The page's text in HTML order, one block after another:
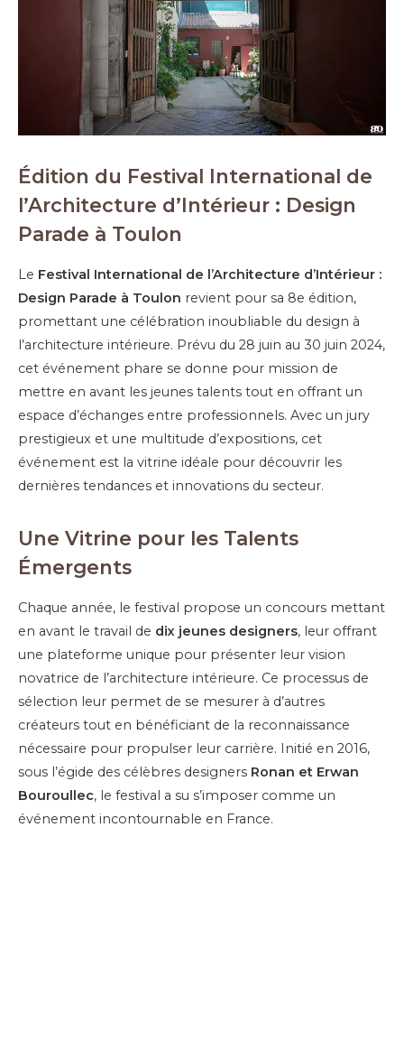
Édition du Festival International de
l’Architecture d’Intérieur : Design
Parade à Toulon
Le Festival International de l’Architecture d’Intérieur :
Design Parade à Toulon revient pour sa 8e édition,
promettant une célébration inoubliable du design à
l’architecture intérieure. Prévu du 28 juin au 30 juin 2024,
cet événement phare se donne pour mission de
mettre en avant les jeunes talents tout en offrant un
espace d’échanges entre professionnels. Avec un jury
prestigieux et une multitude d’expositions, cet
événement est la vitrine idéale pour découvrir les
dernières tendances et innovations du secteur.
Une Vitrine pour les Talents
Émergents
Chaque année, le festival propose un concours mettant
en avant le travail de dix jeunes designers, leur offrant
une plateforme unique pour présenter leur vision
novatrice de l’architecture intérieure. Ce processus de
sélection leur permet de se mesurer à d’autres
créateurs tout en bénéficiant de la reconnaissance
nécessaire pour propulser leur carrière. Initié en 2016,
sous l’égide des célèbres designers Ronan et Erwan
Bouroullec, le festival a su s’imposer comme un
événement incontournable en France.